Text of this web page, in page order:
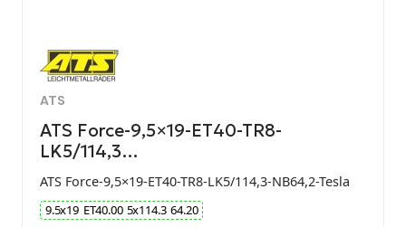
ATS
ATS Force-9,5×19-ET40-TR8-
LK5/114,3…
ATS Force-9,5×19-ET40-TR8-LK5/114,3-NB64,2-Tesla
9.5x19 ET40.00 5x114.3 64.20